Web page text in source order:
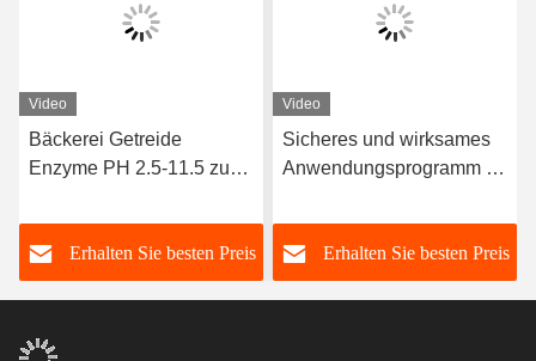
Video
Bäckerei Getreide
Enzyme PH 2.5-11.5 zur
Resistenz von Buns
gegen Aufwachen und
Wiederdämpfen
Erhalten Sie besten Preis
Video
Sicheres und wirksames
Anwendungsprogramm für
Weißpulver/Flüssigkeit
Erhalten Sie besten Preis